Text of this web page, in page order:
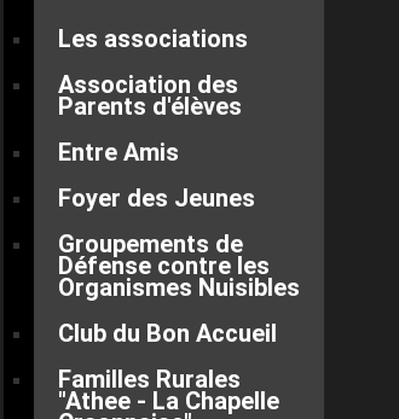
Les associations
Association des
Parents d'élèves
Entre Amis
Foyer des Jeunes
Groupements de
Défense contre les
Organismes Nuisibles
Club du Bon Accueil
Familles Rurales
"Athee - La Chapelle